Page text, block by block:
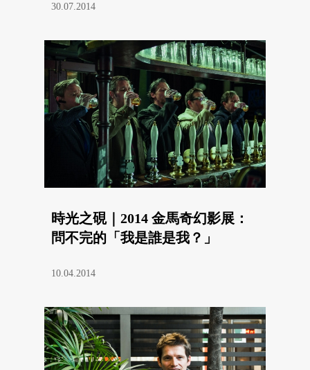
30.07.2014
時光之硯｜2014 金馬奇幻影展：
問不完的「我是誰是我？」
10.04.2014